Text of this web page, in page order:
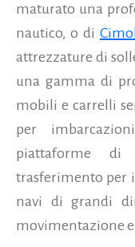
maturato una
nautico, o di
attrezzature di
una gamma di
mobili e carrelli
per
piattaforme di
trasferimento per
navi di grandi
movimentazione